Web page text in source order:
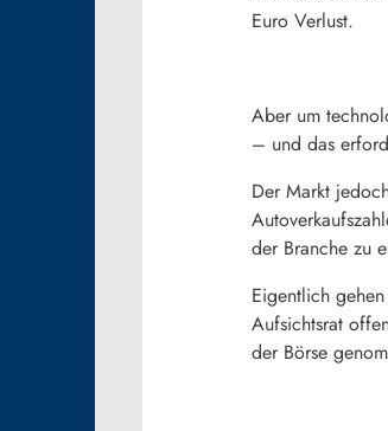
Euro Verlust.
Aber um
– und das
Der Markt
der Branche zu
Eigentlich
Aufsichtsrat
der Börse